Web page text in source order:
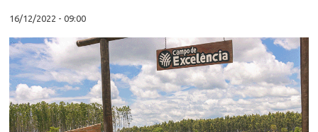
16/12/2022 - 09:00